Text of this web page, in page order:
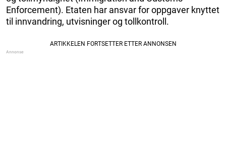
Enforcement). Etaten har ansvar for oppgaver knyttet
til innvandring, utvisninger og tollkontroll.